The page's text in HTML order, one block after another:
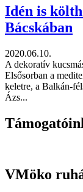
Idén is
Bácskában
2020.06.10.
A dekoratív
Elsősorban a
keletre, a Balkán-
Ázs...
VMöko